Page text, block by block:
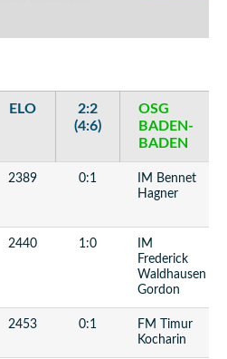
im modernen
letzte Detail
dieser Kurs
verstehen
nicht bloß
ELO
2:2
(4:6)
OSG
BADEN-
BADEN
2389 0:1
IM Bennet
Hagner
2440 1:0
IM
Frederick
Waldhausen
Gordon
2453 0:1
FM Timur
Kocharin